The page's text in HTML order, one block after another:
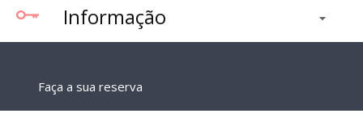
Informação
Faça a sua reserva